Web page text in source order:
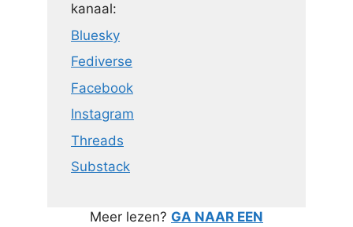
kanaal:
Bluesky
Fediverse
Facebook
Instagram
Threads
Substack
Meer lezen? GA NAAR EEN